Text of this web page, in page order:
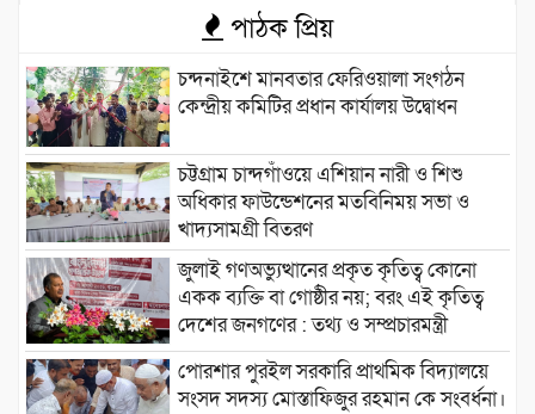
পাঠক প্রিয়
চন্দনাইশে মানবতার ফেরিওয়ালা সংগঠন
কেন্দ্রীয় কমিটির প্রধান কার্যালয় উদ্বোধন
চট্টগ্রাম চান্দগাঁওয়ে এশিয়ান নারী ও শিশু
অধিকার ফাউন্ডেশনের মতবিনিময় সভা ও
খাদ্যসামগ্রী বিতরণ
জুলাই গণঅভ্যুত্থানের প্রকৃত কৃতিত্ব কোনো
একক ব্যক্তি বা গোষ্ঠীর নয়; বরং এই কৃতিত্ব
দেশের জনগণের : তথ্য ও সম্প্রচারমন্ত্রী
পোরশার পুরইল সরকারি প্রাথমিক বিদ্যালয়ে
সংসদ সদস্য মোস্তাফিজুর রহমান কে সংবর্ধনা।